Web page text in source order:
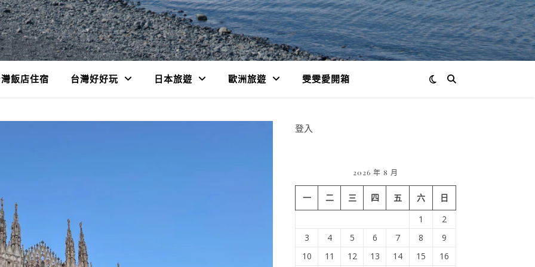
飯店住宿 台灣好好玩 日本旅遊 歐洲旅遊 雯雯愛開箱
登入
2026 年 8 月
一 二 三 四 五 六
日
1
2
3
4 5 6 7 8
9
10
11 12 13 14 15 16